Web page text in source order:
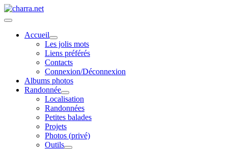
Accueil
Les jolis mots
Liens préférés
Contacts
Connexion/Déconnexion
Albums photos
Randonnée
Localisation
Randonnées
Petites balades
Projets
Photos (privé)
Outils